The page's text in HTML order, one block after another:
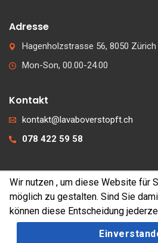
Adresse
Hagenholzstrasse 56, 8050 Zürich
Mon-Son, 00.00-24.00
Kontakt
kontakt@lavaboverstopft.ch
078 422 59 58
© 2026
Kontakt
Impressum
Cookies
Wir nutzen , um diese Website für
möglich zu gestalten. Sind Sie
können diese Entscheidung